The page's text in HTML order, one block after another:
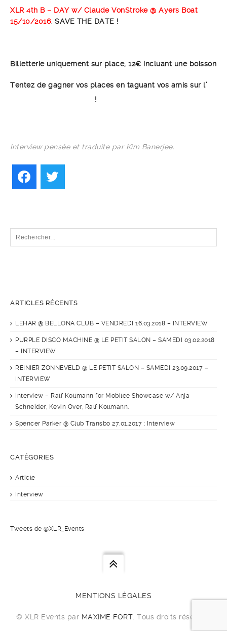
XLR 4th B – DAY w/ Claude VonStroke @ Ayers Boat
15/10/2016. SAVE THE DATE !
Billetterie uniquement sur place, 12€ incluant une boisson
Tentez de gagner vos places en taguant vos amis sur l’
!
Interview pensée et traduite par Kim Banerjee.
Facebook
ARTICLES RÉCENTS
LEHAR @ BELLONA CLUB – VENDREDI 16.03.2018 – INTERVIEW
PURPLE DISCO MACHINE @ LE PETIT SALON – SAMEDI 03.02.2018
– INTERVIEW
REINIER ZONNEVELD @ LE PETIT SALON – SAMEDI 23.09.2017 –
INTERVIEW
Interview – Ralf Kollmann for Mobilee Showcase w/ Anja
Schneider, Kevin Over, Ralf Kollmann.
Spencer Parker @ Club Transbo 27.01.2017 : Interview
CATÉGORIES
Article
Interview
Tweets de @XLR_Events
MENTIONS LÉGALES
© XLR Events par MAXIME FORT . Tous droits réservés.